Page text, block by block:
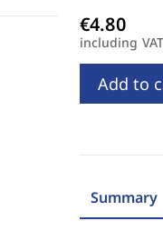
including VAT
Add to
Summary